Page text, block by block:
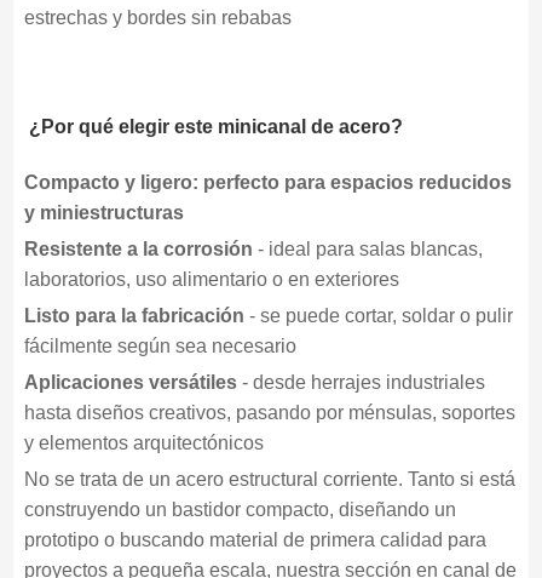
estrechas y bordes sin rebabas
¿Por qué elegir este minicanal de acero?
Compacto y ligero: perfecto para espacios reducidos
y miniestructuras
Resistente a la corrosión - ideal para salas blancas,
laboratorios, uso alimentario o en exteriores
Listo para la fabricación - se puede cortar, soldar o pulir
fácilmente según sea necesario
Aplicaciones versátiles- desde herrajes industriales
hasta diseños creativos, pasando por ménsulas, soportes
y elementos arquitectónicos
No se trata de un acero estructural corriente. Tanto si está
construyendo un bastidor compacto, diseñando un
prototipo o buscando material de primera calidad para
proyectos a pequeña escala, nuestra sección en canal de